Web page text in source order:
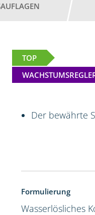
TOP
Der bewährte
Formulierung
Wasserlösliches